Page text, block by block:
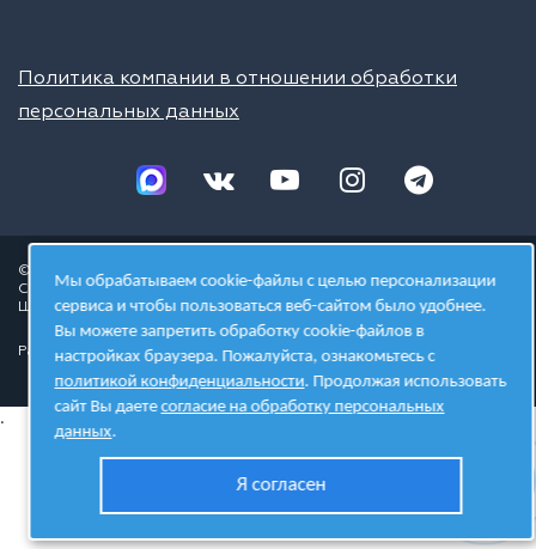
Политика компании в отношении обработки
персональных данных
© 2026 ШЦТ
Сеть центров молодёжного инновационного творчества
Школа цифровых технологий
Разработано в студии
.
Мы обрабатываем cookie-файлы с целью персонализации
сервиса и чтобы пользоваться веб-сайтом было удобнее.
Вы можете запретить обработку cookie-файлов в
настройках браузера. Пожалуйста, ознакомьтесь с
политикой конфиденциальности. Продолжая использовать
сайт Вы даетесогласие на обработку персональных
данных.
Я согласен